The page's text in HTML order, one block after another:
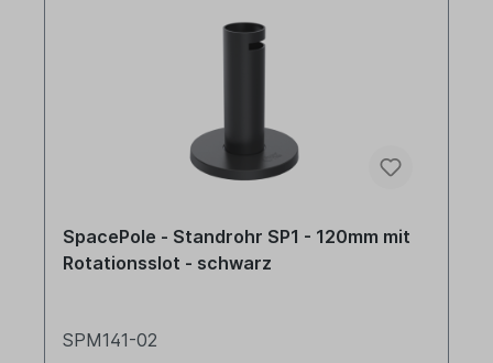
SpacePole - Standrohr SP1 - 120mm mit
Rotationsslot - schwarz
SPM141-02